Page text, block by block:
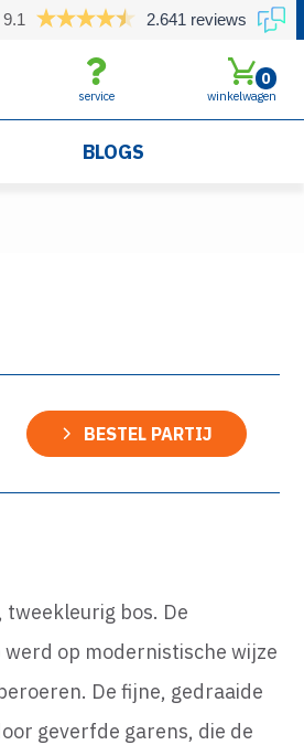
9.1 2.641 reviews
service winkelwagen
0
BLOGS
BESTEL PARTIJ
bos. De
op modernistische wijze
De fijne, gedraaide
geverfde garens, die de